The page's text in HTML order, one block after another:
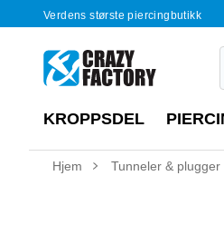
Verdens største piercingbutikk
KROPPSDEL
Hjem Tunneler & plugger